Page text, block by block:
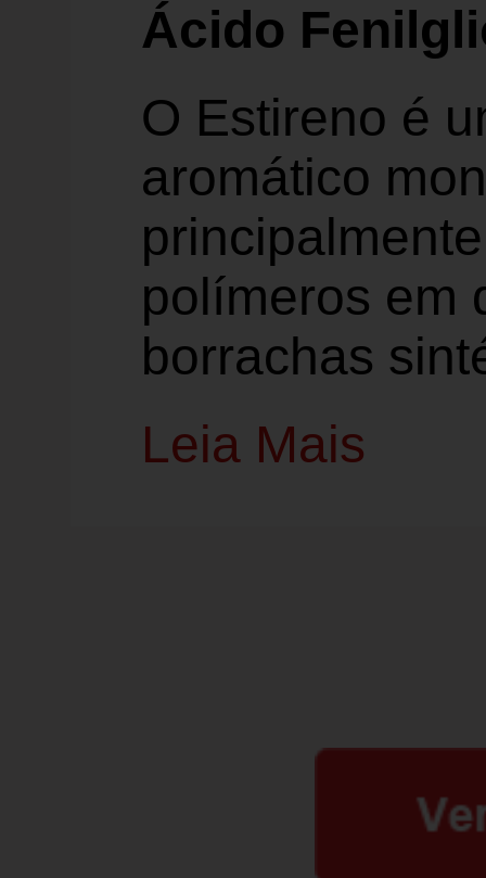
Ácido
O Estireno é
aromático
polímeros em
borrachas
Leia Mais